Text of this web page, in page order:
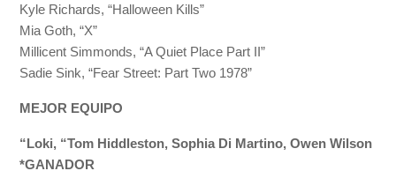
Kyle Richards, “Halloween Kills”
Mia Goth, “X”
Millicent Simmonds, “A Quiet Place Part II”
Sadie Sink, “Fear Street: Part Two 1978”
MEJOR EQUIPO
“Loki, “Tom Hiddleston, Sophia Di Martino, Owen Wilson
*GANADOR